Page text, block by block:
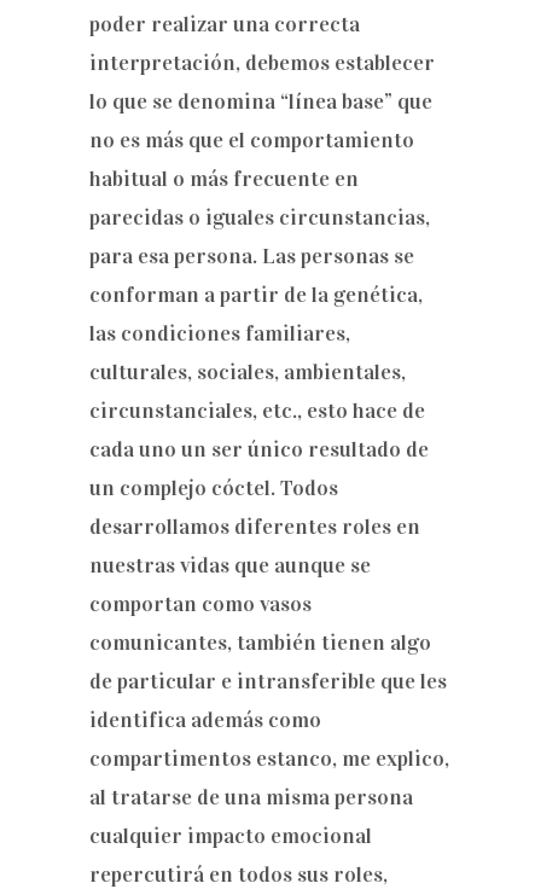
poder realizar una correcta
interpretación, debemos establecer
lo que se denomina “línea base” que
no es más que el comportamiento
habitual o más frecuente en
parecidas o iguales circunstancias,
para esa persona. Las personas se
conforman a partir de la genética,
las condiciones familiares,
culturales, sociales, ambientales,
circunstanciales, etc., esto hace de
cada uno un ser único resultado de
un complejo cóctel. Todos
desarrollamos diferentes roles en
nuestras vidas que aunque se
comportan como vasos
comunicantes, también tienen algo
de particular e intransferible que les
identifica además como
compartimentos estanco, me explico,
al tratarse de una misma persona
cualquier impacto emocional
repercutirá en todos sus roles,